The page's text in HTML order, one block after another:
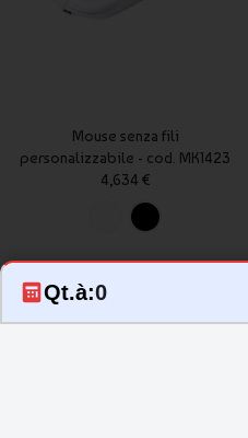
Qt.à:0
Mouse senza fili
personalizzabile - cod. MK1423
4,634 €